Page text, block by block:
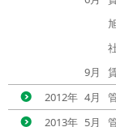
9月
2012年 4月
2013年 5月